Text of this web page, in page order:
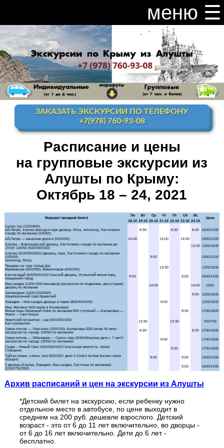
меню ☰
закрыть меню ×
Расписание и цены на экскурсии 2026
Индивидуальные экскурсии по Крыму
Видео канал Youtube
Ай-Петри
Алупка + Ай-Петри
Алупка Воронцовскийдворец
Аквапарк "Банановая республика"
Аквапарк в Симеизе
"Акватория" - театр морских животных
Балаклава "Затерянный мир"
Бахчисарай + Чуфут-Кале
Большой каньон Крыма
Волшебный ЮБК +
Водопад Джур-Джур + храм Маяк
Долина привидений
Заповедник и Беседка ветров
ЗАКАЗАТЬ ЭКСКУРСИИ ПО ТЕЛЕФОНУ
+7(978) 760-93-08
Расписание и цены
на групповые экскурсии из
Алушты по Крыму:
Октябрь 18 – 24, 2021
Маршрут (входной билет)
Архив расписаний и цен на экскурсии из Алушты
*Детский билет на экскурсию, если ребенку нужно
отдельное место в автобусе, по цене выходит в
среднем на 200 руб. дешевле взрослого. Детский
возраст - это от 6 до 11 лет включительно, во дворцы -
от 6 до 16 лет включительно. Дети до 6 лет -
бесплатно.